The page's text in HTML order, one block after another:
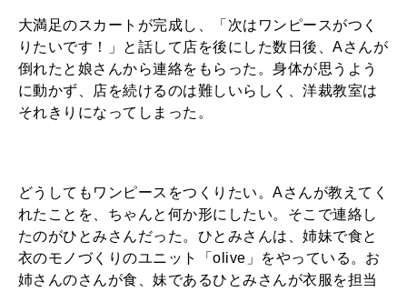
大満足のスカートが完成し、「次はワンピースがつく
りたいです！」と話して店を後にした数日後、Aさんが
倒れたと娘さんから連絡をもらった。身体が思うよう
に動かず、店を続けるのは難しいらしく、洋裁教室は
それきりになってしまった。
どうしてもワンピースをつくりたい。Aさんが教えてく
れたことを、ちゃんと何か形にしたい。そこで連絡し
たのがひとみさんだった。ひとみさんは、姉妹で食と
衣のモノづくりのユニット「olive」をやっている。お
姉さんのさんが食、妹であるひとみさんが衣服を担当